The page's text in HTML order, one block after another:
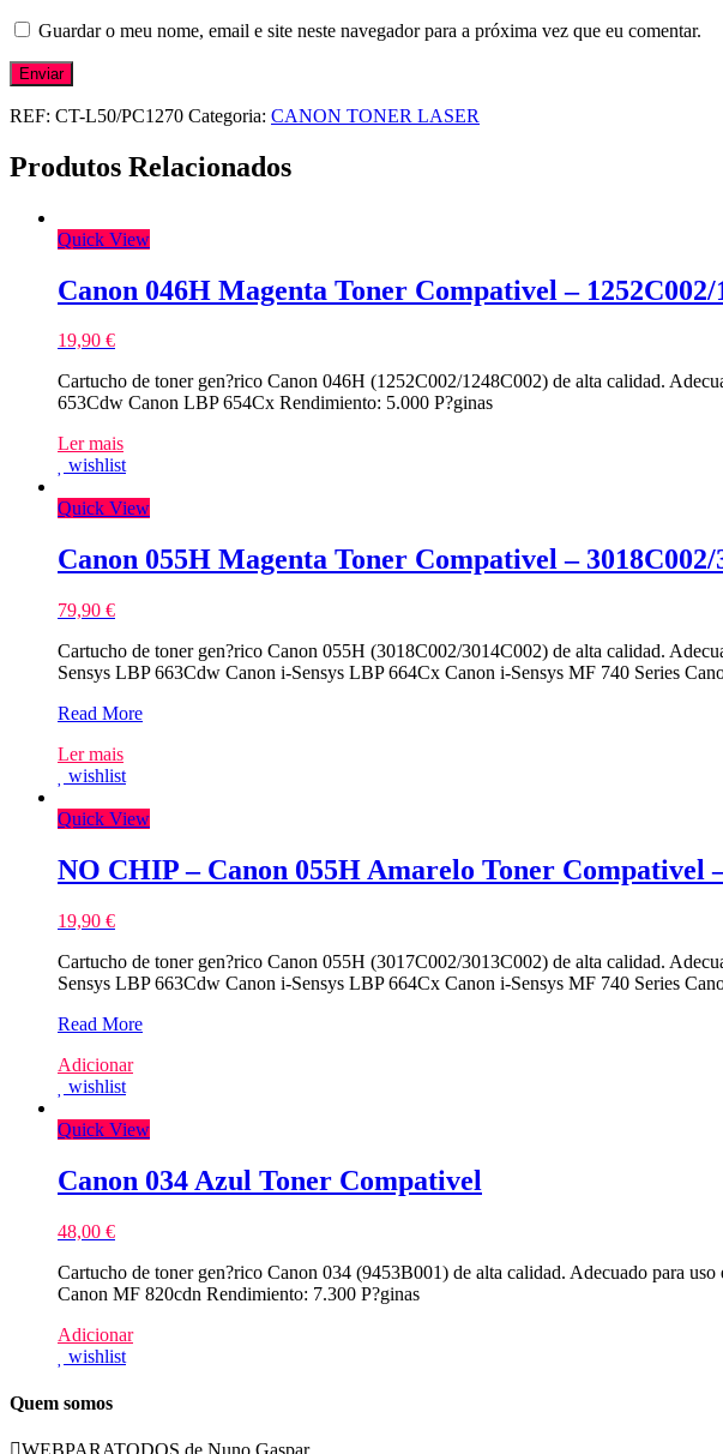
Guardar o meu nome, email e site neste navegador para a próxima vez que eu comentar.
REF: CT-L50/PC1270 Categoria: CANON TONER LASER
Produtos Relacionados
Quick View
Canon 046H Magenta Toner Compativel – 1252C002/
19,90 €
Cartucho de toner gen?rico Canon 046H (1252C002/1248C002) de alta calidad.
653Cdw Canon LBP 654Cx Rendimiento: 5.000 P?ginas
Ler mais
wishlist
Quick View
Canon 055H Magenta Toner Compativel – 3018C002/
79,90 €
Cartucho de toner gen?rico Canon 055H (3018C002/3014C002) de alta calidad.
Sensys LBP 663Cdw Canon i-Sensys LBP 664Cx Canon i-Sensys MF 740 Series
Canon
Magenta
Toner
–
Read More
Ler mais
wishlist
Quick View
NO CHIP – Canon 055H Amarelo Toner Compativel
19,90 €
Cartucho de toner gen?rico Canon 055H (3017C002/3013C002) de alta calidad.
Sensys LBP 663Cdw Canon i-Sensys LBP 664Cx Canon i-Sensys MF 740 Series
NO
–
Canon
Amarelo
Compativel
–
Read More
Adicionar
wishlist
Quick View
Canon 034 Azul Toner Compativel
48,00 €
Cartucho de toner gen?rico Canon 034 (9453B001) de alta calidad. Adecuado para
Canon MF 820cdn Rendimiento: 7.300 P?ginas
Adicionar
wishlist
Quem somos